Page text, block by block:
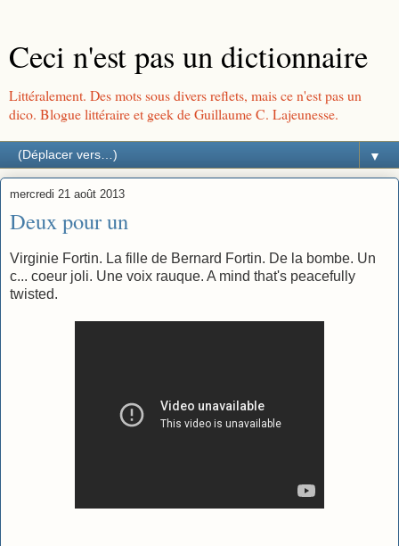
Ceci n'est pas un dictionnaire
Littéralement. Des mots sous divers reflets, mais ce n'est pas un
dico. Blogue littéraire et geek de Guillaume C. Lajeunesse.
▼
mercredi 21 août 2013
Deux pour un
Virginie Fortin. La fille de Bernard Fortin. De la bombe. Un
c... coeur joli. Une voix rauque. A mind that's peacefully
twisted.